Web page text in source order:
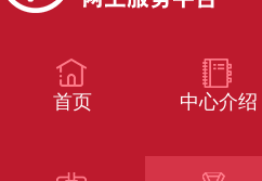
首页 中心介绍